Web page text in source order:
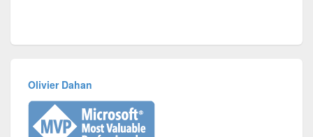
Olivier Dahan